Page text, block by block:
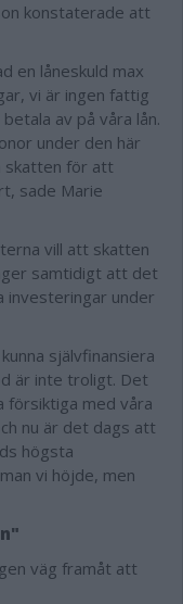
konstaterade att
en låneskuld max
vi är ingen fattig
av på våra lån.
under den här
skatten för att
sade Marie
vill att skatten
samtidigt att det
investeringar under
självfinansiera
är inte troligt. Det
försiktiga med våra
nu är det dags att
högsta
vi höjde, men
väg framåt att